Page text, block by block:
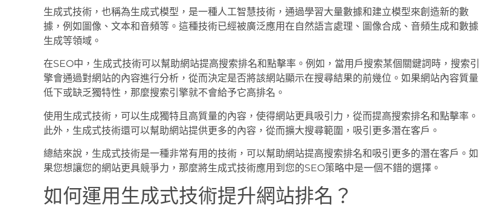
生成式技術，也稱為生成式模型，是一種人工智慧技術，通過學習大量數據和建立模型來創造新的數
據，例如圖像、文本和音頻等。這種技術已經被廣泛應用在自然語言處理、圖像合成、音頻生成和數據
生成等領域。
在SEO中，生成式技術可以幫助網站提高搜索排名和點擊率。例如，當用戶搜索某個關鍵詞時，搜索引
擎會通過對網站的內容進行分析，從而決定是否將該網站顯示在搜尋結果的前幾位。如果網站內容質量
低下或缺乏獨特性，那麼搜索引擎就不會給予它高排名。
使用生成式技術，可以生成獨特且高質量的內容，使得網站更具吸引力，從而提高搜索排名和點擊率。
此外，生成式技術還可以幫助網站提供更多的內容，從而擴大搜尋範圍，吸引更多潛在客戶。
總結來說，生成式技術是一種非常有用的技術，可以幫助網站提高搜索排名和吸引更多的潛在客戶。如
果您想讓您的網站更具競爭力，那麼將生成式技術應用到您的SEO策略中是一個不錯的選擇。
如何運用生成式技術提升網站排名？